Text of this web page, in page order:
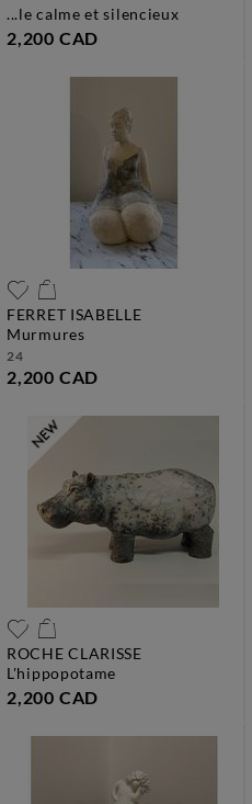
...le calme et silencieux
2,200 CAD
FERRET ISABELLE
murmures
24
2,200 CAD
ROCHE CLARISSE
l'hippopotame
2,200 CAD